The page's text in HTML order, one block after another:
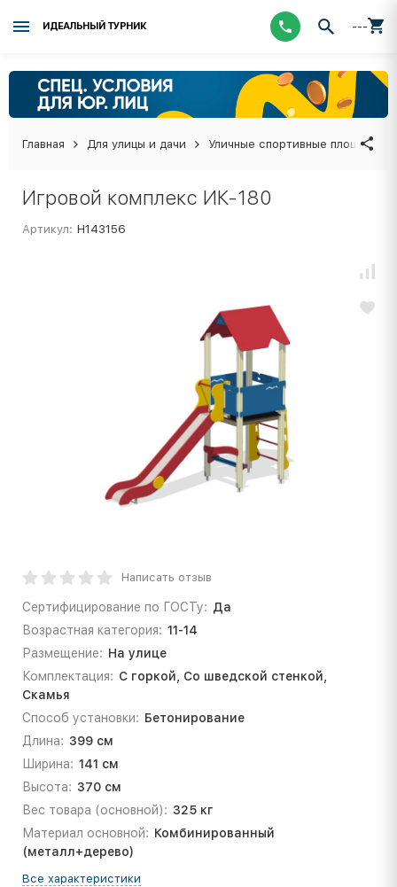
ИДЕАЛЬНЫЙ ТУРНИК ---
Главная Для улицы и дачи Уличные спортивные площадки
Игровой комплекс ИК-180
Артикул: Н143156
Написать отзыв
Сертифицирование по ГОСТу: Да
Возрастная категория: 11-14
Размещение: На улице
Комплектация: С горкой, Со шведской стенкой,
Скамья
Способ установки: Бетонирование
Длина: 399 см
Ширина: 141 см
Высота: 370 см
Вес товара (основной): 325 кг
Материал основной: Комбинированный
(металл+дерево)
Все характеристики